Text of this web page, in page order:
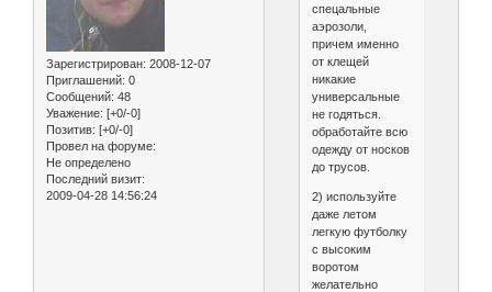
Зарегистрирован: 2008-12-07
Приглашений: 0
Сообщений: 48
Уважение: [+0/-0]
Позитив: [+0/-0]
Провел на форуме:
Не определено
Последний визит:
2009-04-28 14:56:24
спецальные
аэрозоли,
причем именно
от клещей
никакие
универсальные
не годяться.
обработайте всю
одежду от носков
до трусов.
2) используйте
даже летом
легкую футболку
с высоким
воротом
желательно